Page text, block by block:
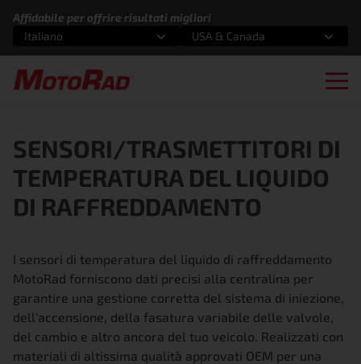
Affidabile per offrire risultati migliori
Seleziona un'opzione
Italiano
Seleziona un'opzione
USA & Canada
SENSORI/TRASMETTITORI DI
TEMPERATURA DEL LIQUIDO
DI RAFFREDDAMENTO
I sensori di temperatura del liquido di raffreddamento
MotoRad forniscono dati precisi alla centralina per
garantire una gestione corretta del sistema di iniezione,
dell’accensione, della fasatura variabile delle valvole,
del cambio e altro ancora del tuo veicolo. Realizzati con
materiali di altissima qualità approvati OEM per una